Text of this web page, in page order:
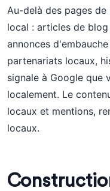
Au-delà des pages
local : articles de
annonces
partenariats locaux,
signale à Google que
localement. Le
locaux et mentions,
locaux.